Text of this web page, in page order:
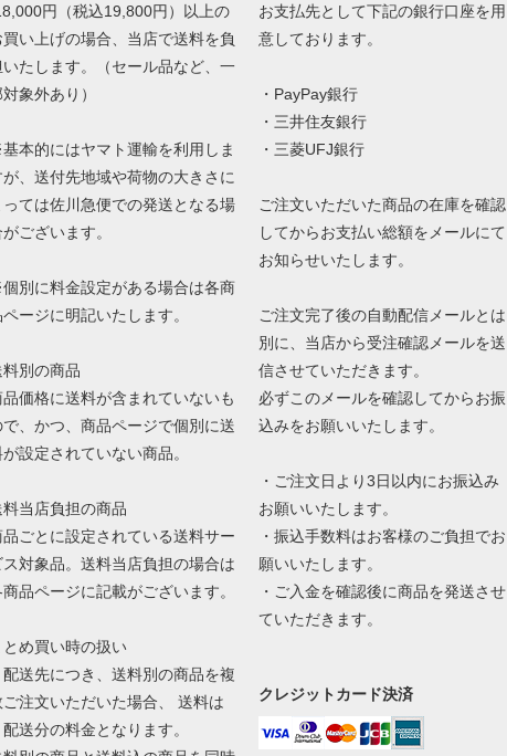
円（税込19,800円）以上の
買い上げの場合、当店で送料を負
いたします。（セール品など、一
象外あり）
本的にはヤマト運輸を利用しま
が、送付先地域や荷物の大きさに
っては佐川急便での発送となる場
ございます。
別に料金設定がある場合は各商
ージに明記いたします。
料別の商品
品価格に送料が含まれていないも
で、かつ、商品ページで個別に送
設定されていない商品。
料当店負担の商品
品ごとに設定されている送料サー
ス対象品。送料当店負担の場合は
品ページに記載がございます。
とめ買い時の扱い
配送先につき、送料別の商品を複
ご注文いただいた場合、 送料は
送分の料金となります。
お支払先として下記の銀行口座を用
意しております。
・PayPay銀行
・三井住友銀行
・三菱UFJ銀行
ご注文いただいた商品の在庫を確認
してからお支払い総額をメールにて
お知らせいたします。
ご注文完了後の自動配信メールとは
別に、当店から受注確認メールを送
信させていただきます。
必ずこのメールを確認してからお振
込みをお願いいたします。
・ご注文日より3日以内にお振込み
お願いいたします。
・振込手数料はお客様のご負担でお
願いいたします。
・ご入金を確認後に商品を発送させ
ていただきます。
クレジットカード決済